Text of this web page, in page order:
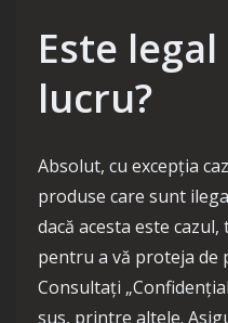
Este
lucru?
Absolut, cu excepția
produse care sunt
dacă acesta este
pentru a vă proteja de
Consultați
sus, printre altele.